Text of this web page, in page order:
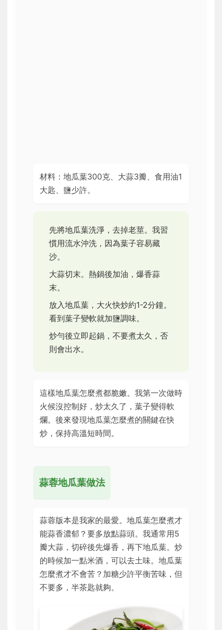
材料：地瓜葉300克、大蒜3瓣、食用油1
大匙、鹽少許。
先將地瓜葉洗淨，去掉老莖。我習
慣用流水沖洗，因為葉子容易藏
沙。
大蒜切末。熱鍋後加油，爆香蒜
末。
放入地瓜葉，大火快炒約1-2分鐘。
看到葉子變軟就加鹽調味。
炒勻後立即起鍋，不要煮太久，否
則會出水。
這樣地瓜葉怎麼煮都脆嫩。我第一次做時
火候沒控制好，炒太久了，葉子變得軟
爛。後來發現地瓜葉怎麼煮的關鍵在快
炒，保持高溫短時間。
蒜蓉地瓜葉做法
蒜蓉版本是我家的最愛。地瓜葉怎麼煮才
能蒜香濃郁？要多放點蒜頭。我通常用5
瓣大蒜，切碎後先爆香，再下地瓜葉。炒
的時候加一點米酒，可以去土味。地瓜葉
怎麼煮才不會苦？加糖少許平衡苦味，但
不要多，半茶匙就夠。